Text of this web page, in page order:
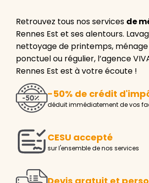
Retrouvez tous nos services de
Rennes Est et ses alentours.
nettoyage de printemps,
ponctuel ou régulier, l’agence
Rennes Est est à votre écoute !
-50% de crédit
déduit immédiatement de vos
CESU accepté
sur l'ensemble de nos services